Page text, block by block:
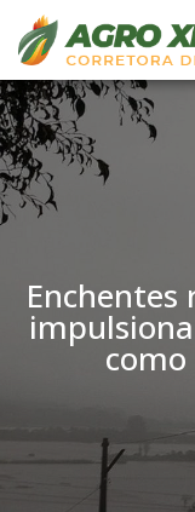
Enchentes